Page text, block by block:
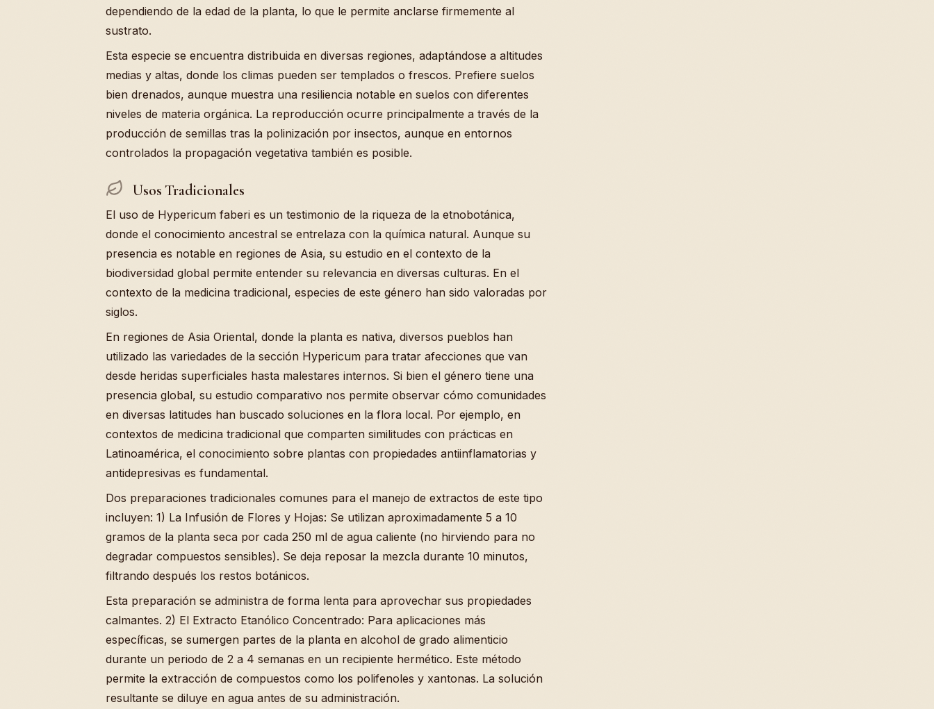
dependiendo de la edad de la planta, lo que le permite anclarse firmemente al
sustrato.
Esta especie se encuentra distribuida en diversas regiones, adaptándose a altitudes
medias y altas, donde los climas pueden ser templados o frescos. Prefiere suelos
bien drenados, aunque muestra una resiliencia notable en suelos con diferentes
niveles de materia orgánica. La reproducción ocurre principalmente a través de la
producción de semillas tras la polinización por insectos, aunque en entornos
controlados la propagación vegetativa también es posible.
Usos Tradicionales
El uso de Hypericum faberi es un testimonio de la riqueza de la etnobotánica,
donde el conocimiento ancestral se entrelaza con la química natural. Aunque su
presencia es notable en regiones de Asia, su estudio en el contexto de la
biodiversidad global permite entender su relevancia en diversas culturas. En el
contexto de la medicina tradicional, especies de este género han sido valoradas por
siglos.
En regiones de Asia Oriental, donde la planta es nativa, diversos pueblos han
utilizado las variedades de la sección Hypericum para tratar afecciones que van
desde heridas superficiales hasta malestares internos. Si bien el género tiene una
presencia global, su estudio comparativo nos permite observar cómo comunidades
en diversas latitudes han buscado soluciones en la flora local. Por ejemplo, en
contextos de medicina tradicional que comparten similitudes con prácticas en
Latinoamérica, el conocimiento sobre plantas con propiedades antiinflamatorias y
antidepresivas es fundamental.
Dos preparaciones tradicionales comunes para el manejo de extractos de este tipo
incluyen: 1) La Infusión de Flores y Hojas: Se utilizan aproximadamente 5 a 10
gramos de la planta seca por cada 250 ml de agua caliente (no hirviendo para no
degradar compuestos sensibles). Se deja reposar la mezcla durante 10 minutos,
filtrando después los restos botánicos.
Esta preparación se administra de forma lenta para aprovechar sus propiedades
calmantes. 2) El Extracto Etanólico Concentrado: Para aplicaciones más
específicas, se sumergen partes de la planta en alcohol de grado alimenticio
durante un periodo de 2 a 4 semanas en un recipiente hermético. Este método
permite la extracción de compuestos como los polifenoles y xantonas. La solución
resultante se diluye en agua antes de su administración.